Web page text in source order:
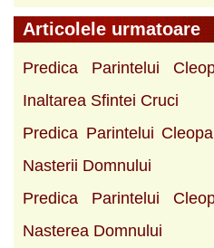
Articolele urmatoare
Predica Parintelui
Inaltarea Sfintei Cruci
Predica Parintelui
Nasterii Domnului
Predica Parintelui
Nasterea Domnului